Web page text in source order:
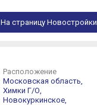
На страницу Новостройки
Расположение
Московская область,
Химки Г/О,
Новокуркинское,